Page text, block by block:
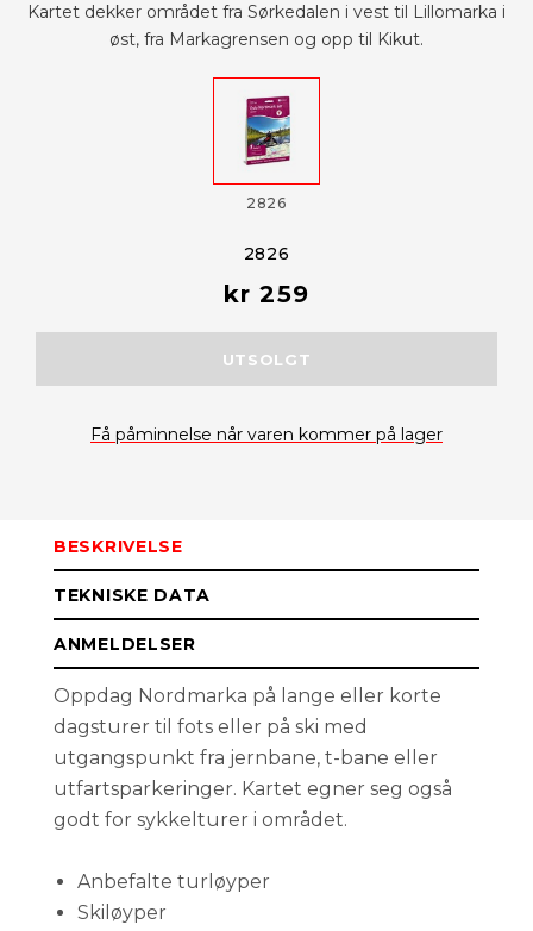
Kartet dekker området fra Sørkedalen i vest til Lillomarka i
øst, fra Markagrensen og opp til Kikut.
2826
2826
kr 259
UTSOLGT
Få påminnelse når varen kommer på lager
BESKRIVELSE
TEKNISKE DATA
ANMELDELSER
Oppdag Nordmarka på lange eller korte
dagsturer til fots eller på ski med
utgangspunkt fra jernbane, t-bane eller
utfartsparkeringer. Kartet egner seg også
godt for sykkelturer i området.
Anbefalte turløyper
Skiløyper